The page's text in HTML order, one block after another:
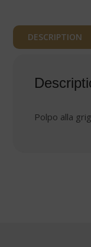
DESCRIPTION
Polpo alla